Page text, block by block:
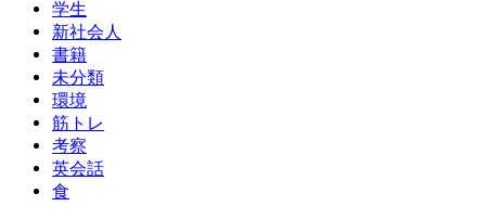
学生
新社会人
書籍
未分類
環境
筋トレ
考察
英会話
食